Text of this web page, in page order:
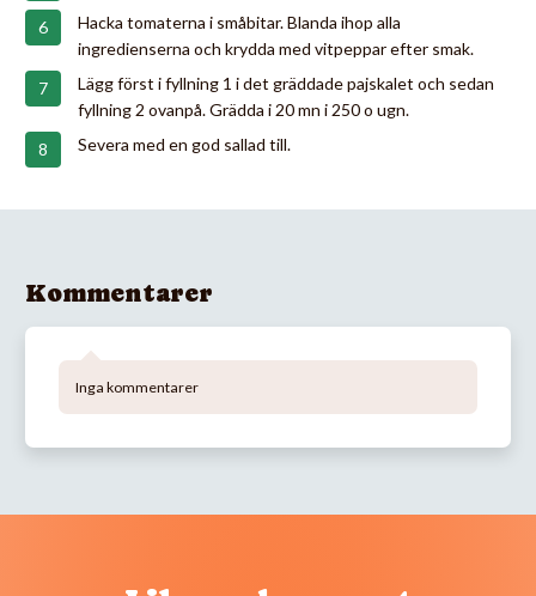
Hacka tomaterna i småbitar. Blanda ihop alla
ingredienserna och krydda med vitpeppar efter smak.
Lägg först i fyllning 1 i det gräddade pajskalet och sedan
fyllning 2 ovanpå. Grädda i 20 mn i 250 o ugn.
Severa med en god sallad till.
Kommentarer
Inga kommentarer